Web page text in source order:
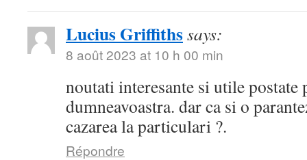
Lucius Griffithssays:
8 août 2023 at 10 h 00 min
noutati interesante si utile postate
dumneavoastra. dar ca si o
cazarea la particulari ?.
Répondre